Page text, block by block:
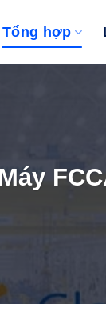
Tổng hợp